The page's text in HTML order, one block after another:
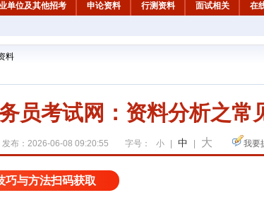
单位及其他招考 申论资料 行测资料 面试相关 在
料
员考试网：资料分析之常
发布：2026-06-08 09:20:55 字号： 小 中 大 我要
巧与方法扫码获取